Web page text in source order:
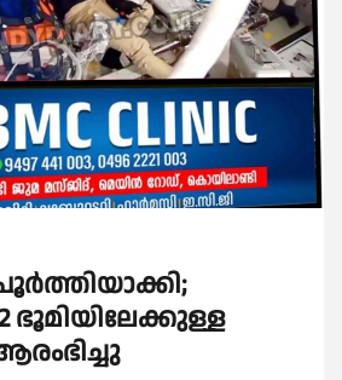
പൂര്‍ത്തിയാക്കി;
ഭൂമിയിലേക്കുള്ള